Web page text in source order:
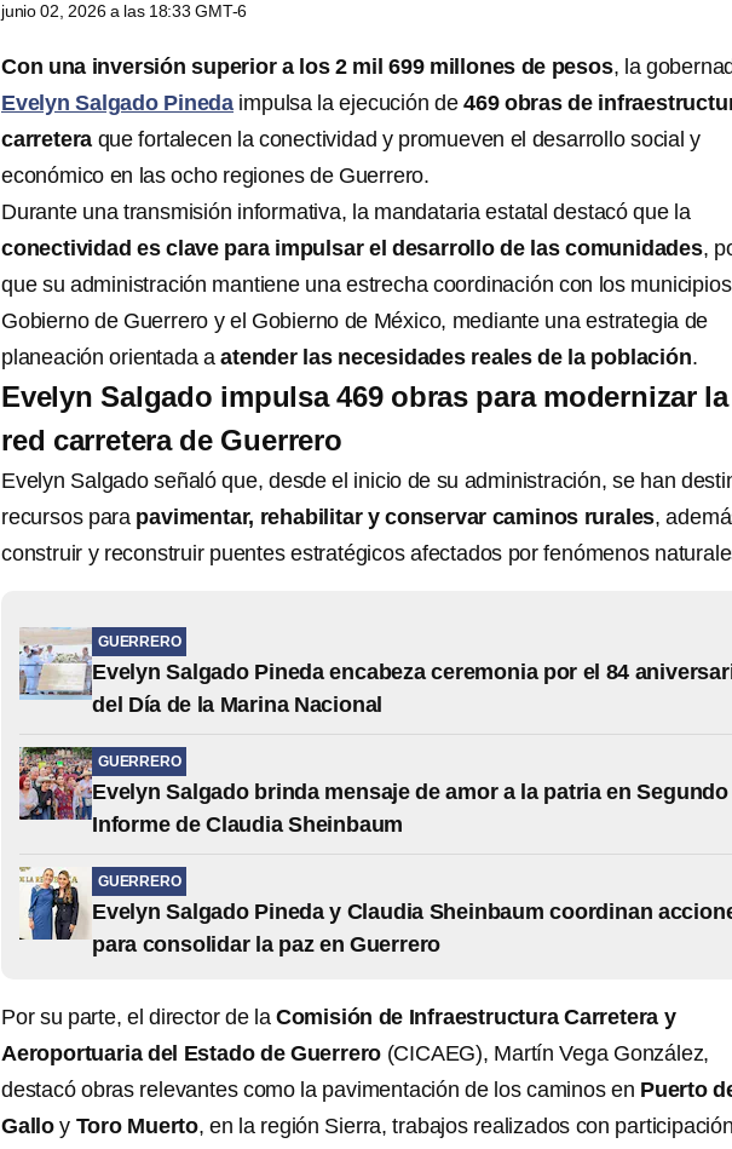
junio 02, 2026 a las 18:33 GMT-6
Con una inversión superior a los 2 mil 699 millones de pesos, la
Evelyn Salgado Pineda impulsa la ejecución de 469 obras de
carretera que fortalecen la conectividad y promueven el desarrollo social y
económico en las ocho regiones de Guerrero.
Durante una transmisión informativa, la mandataria estatal destacó que la
conectividad es clave para impulsar el desarrollo de las comunidades,
que su administración mantiene una estrecha coordinación con los
Gobierno de Guerrero y el Gobierno de México, mediante una estrategia de
planeación orientada aatender las necesidades reales de la población.
Evelyn Salgado impulsa 469 obras para modernizar la
red carretera de Guerrero
Evelyn Salgado señaló que, desde el inicio de su administración, se han
recursos para pavimentar, rehabilitar y conservar caminos rurales,
construir y reconstruir puentes estratégicos afectados por fenómenos
GUERRERO
Evelyn Salgado Pineda encabeza ceremonia por el 84
del Día de la Marina Nacional
GUERRERO
Evelyn Salgado brinda mensaje de amor a la patria en Segundo
Informe de Claudia Sheinbaum
GUERRERO
Evelyn Salgado Pineda y Claudia Sheinbaum coordinan
para consolidar la paz en Guerrero
Por su parte, el director de la Comisión de Infraestructura Carretera y
Aeroportuaria del Estado de Guerrero (CICAEG), Martín Vega González,
destacó obras relevantes como la pavimentación de los caminos en Puerto
Gallo y Toro Muerto, en la región Sierra, trabajos realizados con